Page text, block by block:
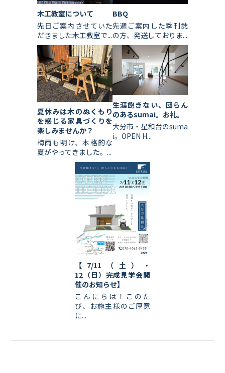
木工教室について
先日ご案内させていた
だきました木工教室で...
BBQ
先週ご案内した季刊誌
の方、発送しておりま...
夏休みは木のぬくもり
を感じる家具づくりを
楽しみませんか？
梅雨も明け、本格的な
夏がやってきました。...
生涯飽きない、団らん
のあるsumai。お礼。
大分市・星和台のsuma
i。OPEN H...
【7/11（土）・
12（日）完成見学会開
催のお知らせ】
こんにちは！このた
び、お施主様のご厚意
に...